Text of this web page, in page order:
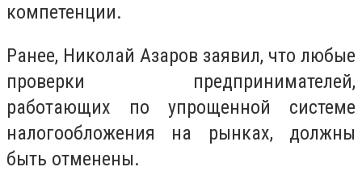
компетенции.
Ранее, Николай Азаров заявил, что любые
проверки предпринимателей,
работающих по упрощенной системе
налогообложения на рынках, должны
быть отменены.